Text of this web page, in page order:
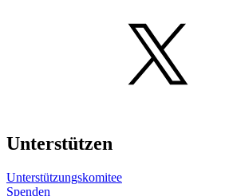
Unterstützen
Unterstützungskomitee
Spenden